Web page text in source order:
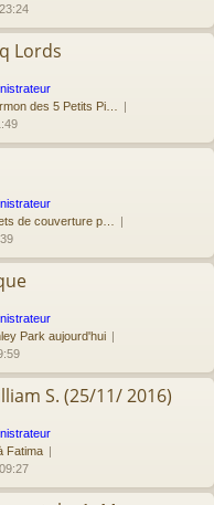
Lords
des 5 Petits Pi…
de couverture p…
Park aujourd'hui
S. (25/11/ 2016)
Fatima